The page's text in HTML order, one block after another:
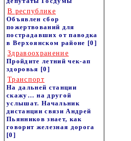
В республике
Объявлен сбор
пожертвований для
пострадавших от паводка
в Верхоянском районе [0]
Здравоохранение
Пройдите летний чек-ап
здоровья [0]
Транспорт
На дальней станции
скажу… на другой
услышат. Начальник
дистанции связи Андрей
Пьянников знает, как
говорит железная дорога
[0]